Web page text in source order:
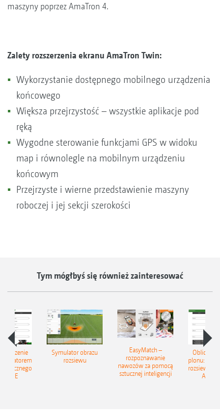
maszyny poprzez AmaTron 4.
Zalety rozszerzenia ekranu AmaTron Twin:
Wykorzystanie dostępnego mobilnego urządzenia
końcowego
Większa przejrzystość – wszystkie aplikacje pod
ręką
Wygodne sterowanie funkcjami GPS w widoku
map i równolegle na mobilnym urządzeniu
końcowym
Przejrzyste i wierne przedstawienie maszyny
roboczej i jej sekcji szerokości
Tym mógłbyś się również zainteresować
Symulator obrazu
rozsiewu
EasyMatch –
rozpoznawanie
nawozów za pomocą
sztucznej inteligencji
Oblicz
plonu: Z
rozsiewu